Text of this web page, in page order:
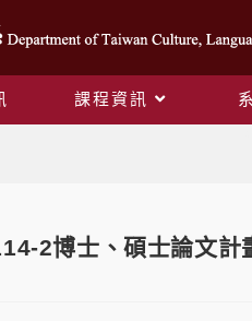
課程資訊
2博士、碩士論文